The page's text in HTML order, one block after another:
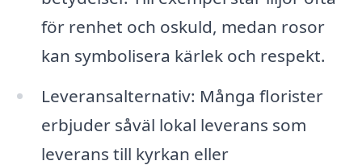
för renhet och oskuld, medan rosor
kan symbolisera kärlek och respekt.
Leveransalternativ: Många florister
erbjuder såväl lokal leverans som
leverans till kyrkan eller